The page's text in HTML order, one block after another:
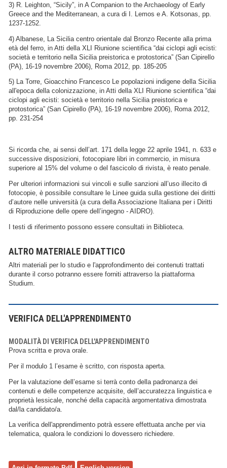
3) R. Leighton, “Sicily”, in A Companion to the Archaeology of Early
Greece and the Mediterranean, a cura di I. Lemos e A. Kotsonas, pp.
1237-1252.
4) Albanese, La Sicilia centro orientale dal Bronzo Recente alla prima
età del ferro, in Atti della XLI Riunione scientifica “dai ciclopi agli ecisti:
società e territorio nella Sicilia preistorica e protostorica” (San Cipirello
(PA), 16-19 novembre 2006), Roma 2012, pp. 185-205
5) La Torre, Gioacchino Francesco Le popolazioni indigene della Sicilia
all'epoca della colonizzazione, in Atti della XLI Riunione scientifica “dai
ciclopi agli ecisti: società e territorio nella Sicilia preistorica e
protostorica” (San Cipirello (PA), 16-19 novembre 2006), Roma 2012,
pp. 231-254
Si ricorda che, ai sensi dell’art. 171 della legge 22 aprile 1941, n. 633 e
successive disposizioni, fotocopiare libri in commercio, in misura
superiore al 15% del volume o del fascicolo di rivista, è reato penale.
Per ulteriori informazioni sui vincoli e sulle sanzioni all’uso illecito di
fotocopie, è possibile consultare le Linee guida sulla gestione dei diritti
d’autore nelle università (a cura della Associazione Italiana per i Diritti
di Riproduzione delle opere dell’ingegno - AIDRO).
I testi di riferimento possono essere consultati in Biblioteca.
ALTRO MATERIALE DIDATTICO
Altri materiali per lo studio e l'approfondimento dei contenuti trattati
durante il corso potranno essere forniti attraverso la piattaforma
Studium.
VERIFICA DELL'APPRENDIMENTO
MODALITÀ DI VERIFICA DELL'APPRENDIMENTO
Prova scritta e prova orale.
Per il modulo 1 l’esame è scritto, con risposta aperta.
Per la valutazione dell’esame si terrà conto della padronanza dei
contenuti e delle competenze acquisite, dell’accuratezza linguistica e
proprietà lessicale, nonché della capacità argomentativa dimostrata
dal/la candidato/a.
La verifica dell'apprendimento potrà essere effettuata anche per via
telematica, qualora le condizioni lo dovessero richiedere.